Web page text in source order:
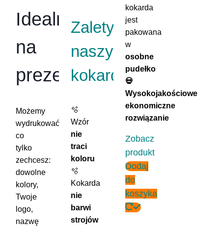
Idealne
na
prezent!
Możemy
wydrukować,
co
tylko
zechcesz:
dowolne
kolory,
Twoje
logo,
nazwę
Zalety
naszych
kokard:
🫧
Wzór
nie
traci
koloru
🫧
Kokarda
nie
barwi
strojów
kokarda
jest
pakowana
w
osobne
pudełko
💀
Wysokojakościowe
ekonomiczne
rozwiązanie
Zobacz
produkt
Dodaj
do
koszyka